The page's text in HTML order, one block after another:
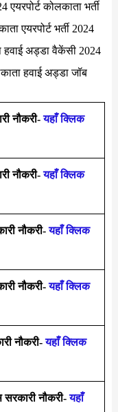
कोलकाता भर्ती
एयरपोर्ट भर्ती 2024
हवाई अड्डा वैकेंसी 2024
हवाई अड्डा जॉब
नौकरी- यहाँ क्लिक
नौकरी- यहाँ क्लिक
नौकरी- यहाँ क्लिक
नौकरी- यहाँ क्लिक
नौकरी- यहाँ क्लिक
नौकरी- यहाँ